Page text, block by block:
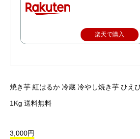
楽天で購入
焼き芋 紅はるか 冷蔵 冷やし焼き芋 ひ
1Kg 送料無料
3,000円